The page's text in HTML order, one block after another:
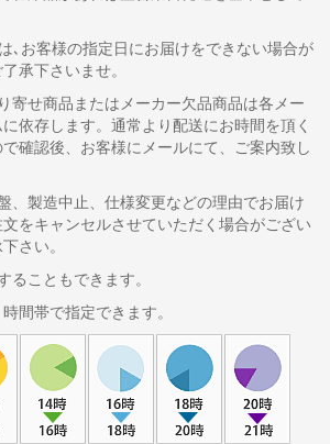
､お客様の指定日にお届けをできない場合が
めご了承下さいませ。
寄せ商品またはメーカー欠品商品は各メー
依存します。通常より配送にお時間を頂く
確認後、お客様にメールにて、ご案内致し
、製造中止、仕様変更などの理由でお届け
をキャンセルさせていただく場合がござい
さい。
ることもできます。
間帯で指定できます。